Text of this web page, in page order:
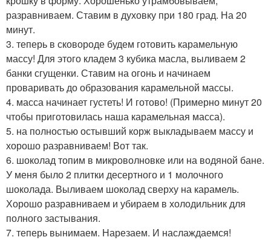
разравниваем. Ставим в духовку при 180 град. На 20
минут.
3. теперь в сковороде будем готовить карамельную
массу! Для этого кладем 3 кубика масла, выливаем 2
банки сгущенки. Ставим на огонь и начинаем
проваривать до образования карамельной массы.
4. масса начинает густеть! И готово! (Примерно минут 20
чтобы приготовилась наша карамельная масса).
5. на полностью остывший корж выкладываем массу и
хорошо разравниваем! Вот так.
6. шоколад топим в микроволновке или на водяной бане.
У меня было 2 плитки десертного и 1 молочного
шоколада. Выливаем шоколад сверху на карамель.
Хорошо разравниваем и убираем в холодильник для
полного застывания.
7. теперь вынимаем. Нарезаем. И наслаждаемся!